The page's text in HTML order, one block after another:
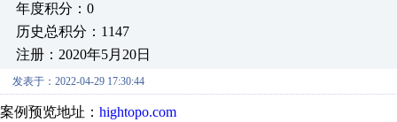
年度积分：0
历史总积分：1147
注册：2020年5月20日
发表于：2022-04-29 17:30:44
案例预览地址： hightopo.com